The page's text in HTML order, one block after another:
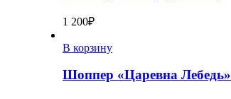
1 200₽
В корзину
Шоппер «Царевна Лебедь»